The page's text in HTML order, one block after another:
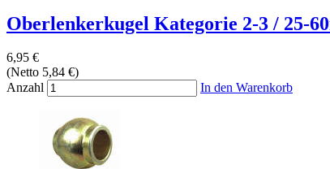
Oberlenkerkugel Kategorie 2-3 / 25-
6,95 €
(Netto 5,84 €)
Anzahl
In den Warenkorb